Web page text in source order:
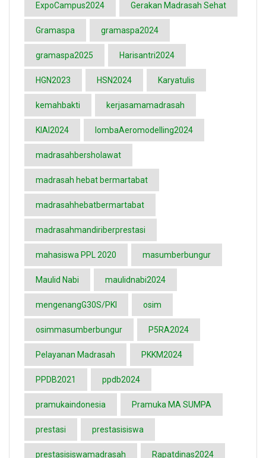
ExpoCampus2024 Gerakan Madrasah Sehat
Gramaspa gramaspa2024
gramaspa2025 Harisantri2024
HGN2023 HSN2024 Karyatulis
kemahbakti kerjasamamadrasah
KIAI2024 lombaAeromodelling2024
madrasahbersholawat
madrasah hebat bermartabat
madrasahhebatbermartabat
madrasahmandiriberprestasi
mahasiswa PPL 2020 masumberbungur
Maulid Nabi maulidnabi2024
mengenangG30S/PKI osim
osimmasumberbungur P5RA2024
Pelayanan Madrasah PKKM2024
PPDB2021 ppdb2024
pramukaindonesia Pramuka MA SUMPA
prestasi prestasisiswa
prestasisiswamadrasah Rapatdinas2024